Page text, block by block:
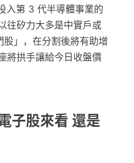
入第 3 代半導體事業的
往矽力大多是中實戶或
」，在分割後將有助增
將拱手讓給今日收盤價
子股來看 還是